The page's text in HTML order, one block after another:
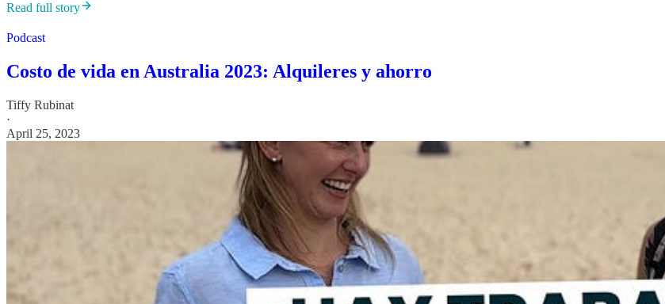
Read full story
Podcast
Costo de vida en Australia 2023: Alquileres y ahorro
Tiffy Rubinat
·
April 25, 2023